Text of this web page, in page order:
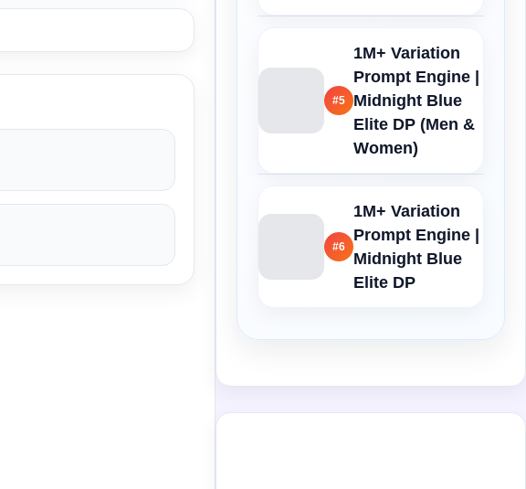
#5
1M+ Variation
Prompt Engine |
Midnight Blue
Elite DP (Men &
Women)
#6
1M+ Variation
Prompt Engine |
Midnight Blue
Elite DP